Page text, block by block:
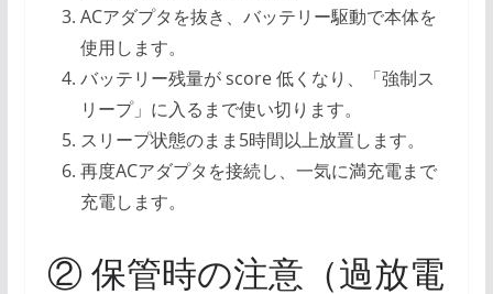
ACアダプタを抜き、バッテリー駆動で本体を
使用します。
バッテリー残量が score 低くなり、「強制ス
リープ」に入るまで使い切ります。
スリープ状態のまま5時間以上放置します。
再度ACアダプタを接続し、一気に満充電まで
充電します。
② 保管時の注意（過放電